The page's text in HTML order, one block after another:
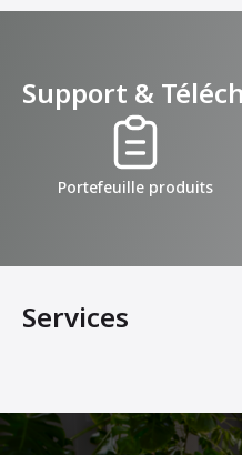
Support &
Portefeuille produits
Services